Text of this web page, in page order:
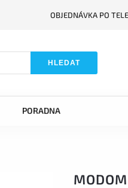
OBJEDNÁVKA PO
HLEDAT
PORADNA